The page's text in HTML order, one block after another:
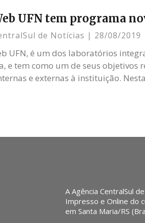
UFN tem programa
de Notícias 28/08/2019
UFN, é um dos laboratórios
e tem como um de seus
e externas à instituição.
A Agência CentralSul
Impresso e Online do
em Santa Maria/RS